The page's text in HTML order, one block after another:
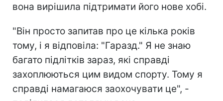
вона вирішила підтримати його нове хобі.
"Він просто запитав про це кілька років
тому, і я відповіла: "Гаразд." Я не знаю
багато підлітків зараз, які справді
захоплюються цим видом спорту. Тому я
справді намагаюся заохочувати це", -